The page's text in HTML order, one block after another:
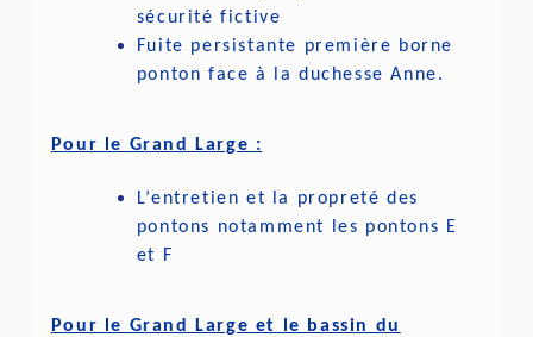
sécurité fictive
Fuite persistante première borne
ponton face à la duchesse Anne.
Pour le Grand Large :
L’entretien et la propreté des
pontons notamment les pontons E
et F
Pour le Grand Large et le bassin du